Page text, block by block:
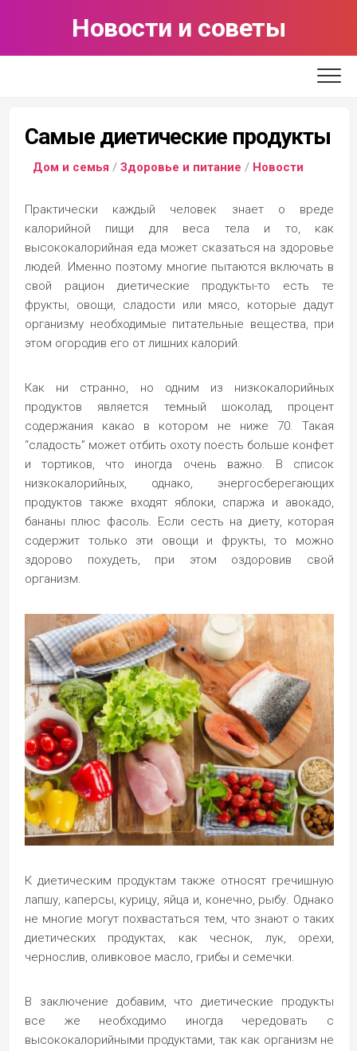
Новости и советы
Самые диетические продукты
Дом и семья / Здоровье и питание / Новости
Практически каждый человек знает о вреде
калорийной пищи для веса тела и то, как
высококалорийная еда может сказаться на здоровье
людей. Именно поэтому многие пытаются включать в
свой рацион диетические продукты-то есть те
фрукты, овощи, сладости или мясо, которые дадут
организму необходимые питательные вещества, при
этом огородив его от лишних калорий.
Как ни странно, но одним из низкокалорийных
продуктов является темный шоколад, процент
содержания какао в котором не ниже 70. Такая
“сладость” может отбить охоту поесть больше конфет
и тортиков, что иногда очень важно. В список
низкокалорийных, однако, энергосберегающих
продуктов также входят яблоки, спаржа и авокадо,
бананы плюс фасоль. Если сесть на диету, которая
содержит только эти овощи и фрукты, то можно
здорово похудеть, при этом оздоровив свой
организм.
К диетическим продуктам также относят гречишную
лапшу, каперсы, курицу, яйца и, конечно, рыбу. Однако
не многие могут похвастаться тем, что знают о таких
диетических продуктах, как чеснок, лук, орехи,
чернослив, оливковое масло, грибы и семечки.
В заключение добавим, что диетические продукты
все же необходимо иногда чередовать с
высококалорийными продуктами, так как организм не